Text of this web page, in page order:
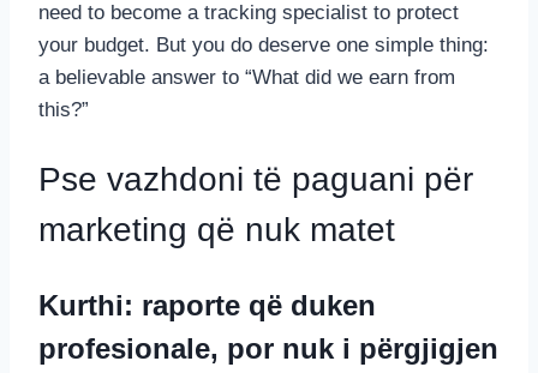
need to become a tracking specialist to protect
your budget. But you do deserve one simple thing:
a believable answer to “What did we earn from
this?”
Pse vazhdoni të paguani për
marketing që nuk matet
Kurthi: raporte që duken
profesionale, por nuk i përgjigjen